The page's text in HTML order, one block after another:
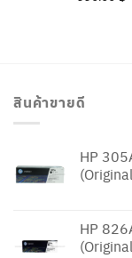
สินค้าขายดี
HP
HP